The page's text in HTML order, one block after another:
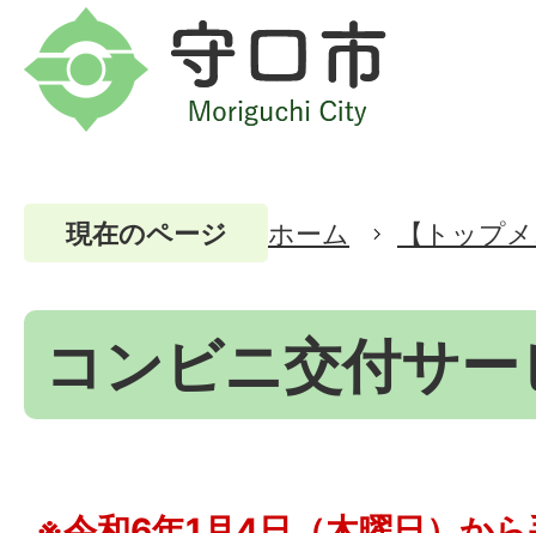
現在のページ ホーム 【トップ
コンビニ交付サ